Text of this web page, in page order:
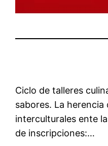
Ciclo de talleres
sabores. La
interculturales ente
de inscripciones:…